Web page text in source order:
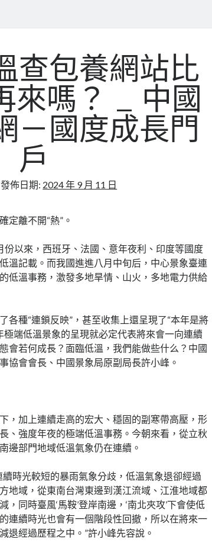
查包養網站比
來嗎？ _ 中國
－國度成長門
戶
發佈日期: 2024 年 9 月 11 日
定離不開“熱”。
以來，西班牙、法國、意年夜利、印度等國度
溫記載。而我國進進八月中旬后，中心景象臺連
低溫事務，激發多地旱情、山火，多地電力供給
各種“連鎖反映”，甚至收集上還呈現了“本年是將
端低溫景象的呈現就必定代表將來會一向連續
會若何成長？面臨低溫，我們能做些什么？中國
協會會長、中國景象局原副局長許小峰。
，加上連續走高的宏大、穩固的副寒帶高壓，形
、強度年夜的極端低溫事務。今朝來看，從立秋
邊部門地域低溫氣象仍在連續。
時光較短的暴雨氣象分歧，低溫氣象退卻經過
地域，從東南台灣東邊到漢江流域、江淮地域都
同時臺風‘馬鞍’登岸南邊，‘南北夾攻’下會使低
連續時光也會有一個階段性回撤，所以在將來一
退經過歷程之中。”許小峰先容說。